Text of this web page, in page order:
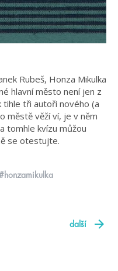
Rubeš, Honza Mikulka
hlavní město není jen z
tihle tři autoři nového (a
městě věží ví, je v něm
tomhle kvízu můžou
se otestujte.
další